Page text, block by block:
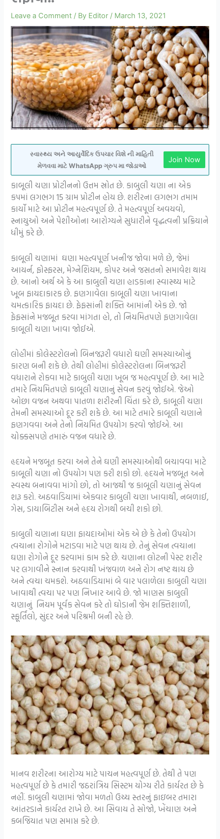
Leave a Comment / By Editor / March 13, 2021
સ્વાસ્થ્ય અને આયુર્વેદિક ઉપચાર વિશે ની માહિતી
મેળવવા માટે WhatsApp ગ્રુપ મા જોડાઓ
Join Now
કાબૂલી ચણા પ્રોટીનનો ઉત્તમ સ્રોત છે. કાબુલી ચણા ના એક
કપમાં લગભગ 15 ગ્રામ પ્રોટીન હોય છે. શરીરના લગભગ તમામ
કાર્યો માટે આ પ્રોટીન મહત્વપૂર્ણ છે. તે મહત્વપૂર્ણ અવયવો,
સ્નાયુઓ અને પેશીઓના આરોગ્યને સુધારીને વૃદ્ધત્વની પ્રક્રિયાને
ધીમું કરે છે.
કાબૂલી ચણામાં ઘણા મહત્વપૂર્ણ ખનીજ જોવા મળે છે, જેમાં
આયર્ન, ફોસ્ફરસ, મેગ્નેશિયમ, કોપર અને જસતનો સમાવેશ થાય
છે. આનો અર્થ એ કે આ કાબુલી ચણા હાડકાના સ્વાસ્થ્ય માટે
ખૂબ ફાયદાકારક છે. ફણગાવેલા કાબૂલી ચણા ખાવાના
ચમત્કારિક ફાયદા છે. ફેફસાંની શક્તિ આમાંની એક છે. જો
ફેફસાંને મજબૂત કરવા માંગતા હો, તો નિયમિતપણે ફણગાવેલા
કાબૂલી ચણા ખાવા જોઈએ.
લોહીમાં કોલેસ્ટરોલનો બિનજરૂરી વધારો ઘણી સમસ્યાઓનું
કારણ બની શકે છે. તેથી લોહીમાં કોલેસ્ટરોલના બિનજરૂરી
વધારાને રોકવા માટે કાબુલી ચણા ખૂબ જ મહત્વપૂર્ણ છે. આ માટે
તમારે નિયમિતપણે કાબૂલી ચણાનું સેવન કરવું જોઈએ. જેઓ
ઓછા વજન અથવા પાતળા શરીરની ચિંતા કરે છે, કાબૂલી ચણા
તેમની સમસ્યાઓ દૂર કરી શકે છે. આ માટે તમારે કાબૂલી ચણાને
ફણગવવા અને તેનો નિયમિત ઉપયોગ કરવો જોઈએ. આ
ચોક્કસપણે તમારું વજન વધારે છે.
હૃદયને મજબૂત કરવા અને તેને ઘણી સમસ્યાઓથી બચાવવા માટે
કાબૂલી ચણા નો ઉપયોગ પણ કરી શકો છો. હૃદયને મજબૂત અને
સ્વસ્થ બનાવવા માંગો છો, તો આજથી જ કાબૂલી ચણાનું સેવન
શરૂ કરો. અઠવાડિયામાં એકવાર કાબુલી ચણા ખાવાથી, નબળાઈ,
ગેસ, ડાયાબિટીસ અને હૃદય રોગથી બચી શકો છો.
કાબુલી ચણાના ઘણા ફાયદાઓમાં એક એ છે કે તેનો ઉપયોગ
ત્વચાના રોગોને મટાડવા માટે પણ થાય છે. તેનું સેવન ત્વચાના
ઘણા રોગોને દૂર કરવામાં કામ કરે છે. ચણાના લોટની પેસ્ટ શરીર
પર લગાવીને સ્નાન કરવાથી ખંજવાળ અને રોગ નષ્ટ થાય છે
અને ત્વચા ચમકશે. અઠવાડિયામાં બે વાર પલાળેલા કાબુલી ચણા
ખાવાથી ત્વચા પર પણ નિખાર આવે છે. જો માણસ કાબુલી
ચણાનું નિયમ પૂર્વક સેવન કરે તો ઘોડાની જેમ શક્તિશાળી,
સ્ફૂર્તિલો, સુંદર અને પરિશ્રમી બની રહે છે.
માનવ શરીરના આરોગ્ય માટે પાચન મહત્વપૂર્ણ છે. તેથી તે પણ
મહત્વપૂર્ણ છે કે તમારી જઠરાંત્રિય સિસ્ટમ યોગ્ય રીતે કાર્યરત છે કે
નહીં. કાબુલી ચણામાં જોવા મળતો ઉચ્ચ સ્તરનું ફાઇબર તમારા
આંતરડાને કાર્યરત રાખે છે. આ સિવાય તે સોજો, ખેંચાણ અને
કબજિયાત પણ સમાપ્ત કરે છે.